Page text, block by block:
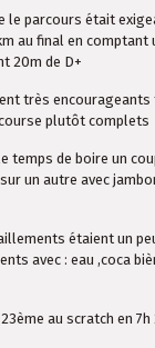
le parcours était
au final en comptant
20m de D+
très
plutôt complets
temps de boire un
un autre avec
étaient un
avec : eau ,coca
au scratch en